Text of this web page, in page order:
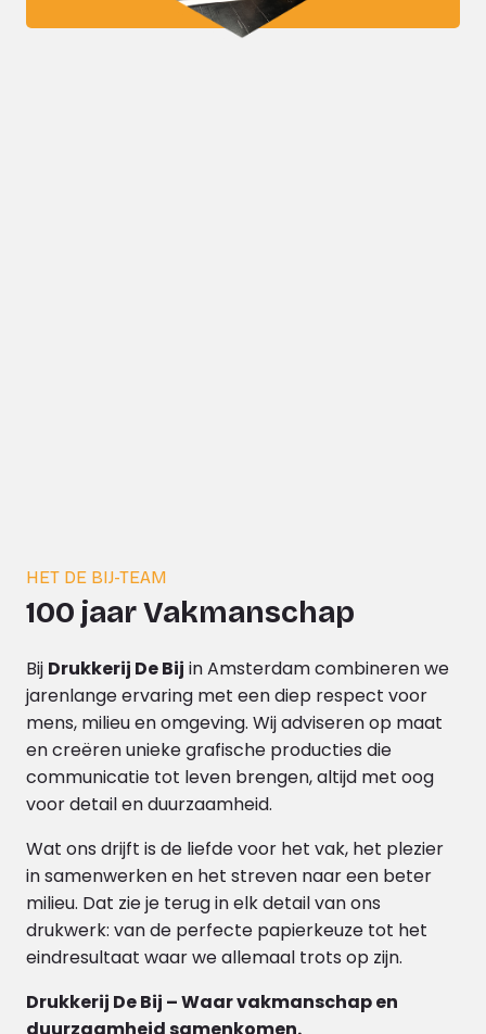
HET DE BIJ-TEAM
100 jaar Vakmanschap
Bij Drukkerij De Bij in Amsterdam combineren we
jarenlange ervaring met een diep respect voor
mens, milieu en omgeving. Wij adviseren op maat
en creëren unieke grafische producties die
communicatie tot leven brengen, altijd met oog
voor detail en duurzaamheid.
Wat ons drijft is de liefde voor het vak, het plezier
in samenwerken en het streven naar een beter
milieu. Dat zie je terug in elk detail van ons
drukwerk: van de perfecte papierkeuze tot het
eindresultaat waar we allemaal trots op zijn.
Drukkerij De Bij – Waar vakmanschap en
duurzaamheid samenkomen.